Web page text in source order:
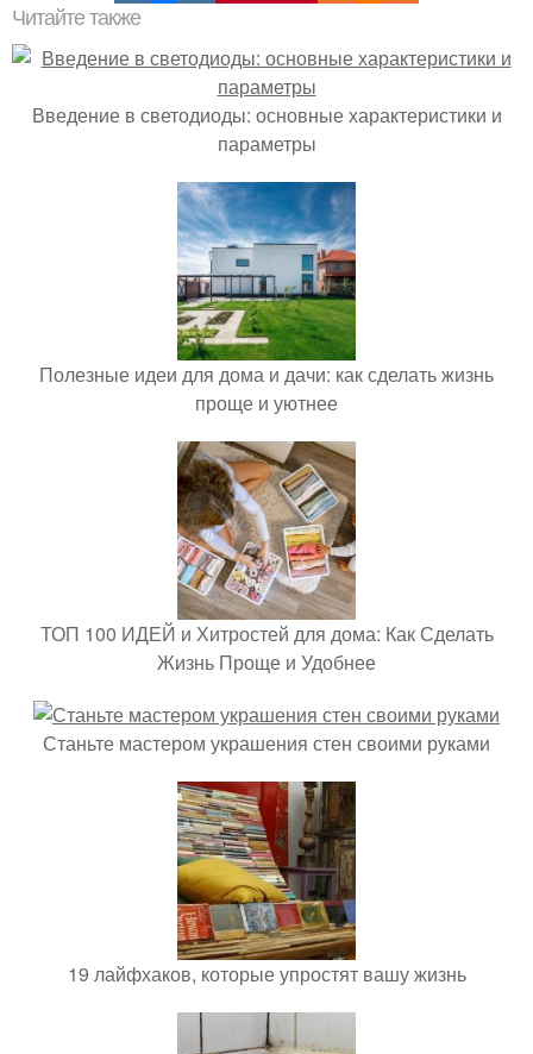
Читайте также
Введение в светодиоды: основные характеристики и
параметры
Полезные идеи для дома и дачи: как сделать жизнь
проще и уютнее
ТОП 100 ИДЕЙ и Хитростей для дома: Как Сделать
Жизнь Проще и Удобнее
Станьте мастером украшения стен своими руками
19 лайфхаков, которые упростят вашу жизнь